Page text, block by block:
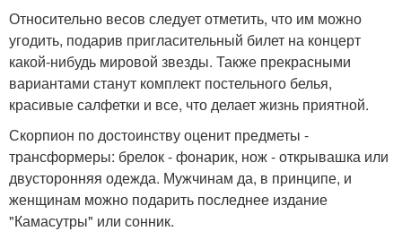
Относительно весов следует отметить, что им можно
угодить, подарив пригласительный билет на концерт
какой-нибудь мировой звезды. Также прекрасными
вариантами станут комплект постельного белья,
красивые салфетки и все, что делает жизнь приятной.
Скорпион по достоинству оценит предметы -
трансформеры: брелок - фонарик, нож - открывашка или
двусторонняя одежда. Мужчинам да, в принципе, и
женщинам можно подарить последнее издание
"Камасутры" или сонник.